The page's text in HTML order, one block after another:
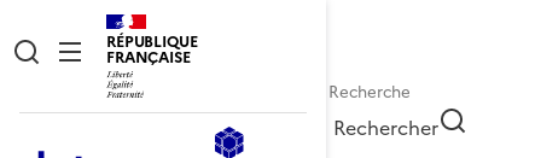
RÉPUBLIQUE
FRANÇAISE
Rechercher